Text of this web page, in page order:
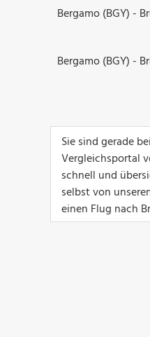
Bergamo (BGY) -
Bergamo (BGY) -
Sie sind gerade
Vergleichsportal
schnell und
selbst von
einen Flug nach